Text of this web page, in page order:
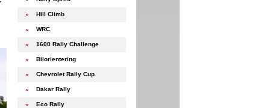
» Hill Climb
» WRC
» 1600 Rally Challenge
» Bilorientering
» Chevrolet Rally Cup
» Dakar Rally
» Eco Rally